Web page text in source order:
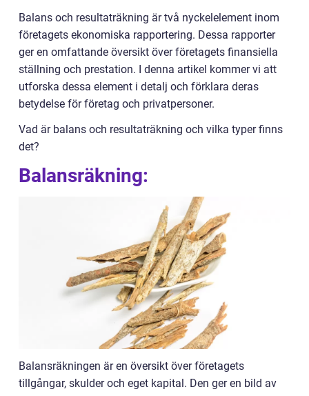
Balans och resultaträkning är två nyckelelement inom
företagets ekonomiska rapportering. Dessa rapporter
ger en omfattande översikt över företagets finansiella
ställning och prestation. I denna artikel kommer vi att
utforska dessa element i detalj och förklara deras
betydelse för företag och privatpersoner.
Vad är balans och resultaträkning och vilka typer finns
det?
Balansräkning:
Balansräkningen är en översikt över företagets
tillgångar, skulder och eget kapital. Den ger en bild av